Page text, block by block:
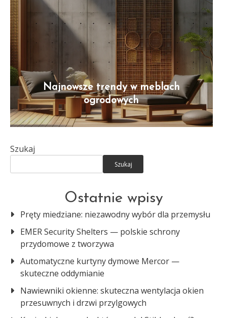
Najnowsze trendy w meblach
ogrodowych
Szukaj
Szukaj
Ostatnie wpisy
Pręty miedziane: niezawodny wybór dla przemysłu
EMER Security Shelters — polskie schrony
przydomowe z tworzywa
Automatyczne kurtyny dymowe Mercor —
skuteczne oddymianie
Nawiewniki okienne: skuteczna wentylacja okien
przesuwnych i drzwi przylgowych